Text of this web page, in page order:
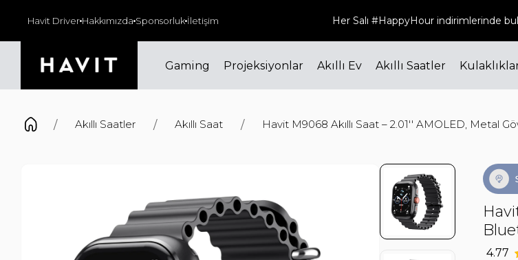
Havit Driver Hakkımızda Sponsorluk İletişim
ve üzeri siparişlerinizde kargo ücretsiz! Her Salı #HappyHour indirimlerinde
Gaming Projeksiyonlar Akıllı Ev Akıllı Saatler
Akıllı Saatler Akıllı Saat Havit M9068 Akıllı Saat – 2.01'' AMOLED, Metal
4.77